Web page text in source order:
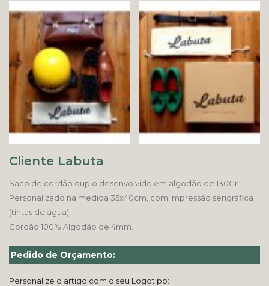
Cliente Labuta
Saco de cordão duplo desenvolvido em algodão de 130Gr.
Personalizado na medida 35x40cm, com impressão serigráfica
(tintas de água).
Cordão 100% Algodão de 4mm.
Pedido de Orçamento:
Personalize o artigo com o seu Logotipo: